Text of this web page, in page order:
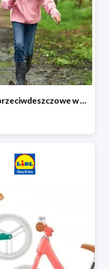
Artykuły przeciwdeszczowe w Lodilu Online do -50%